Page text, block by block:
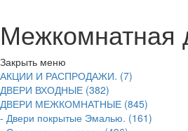
Межкомнатная
Закрыть меню
АКЦИИ И РАСПРОДАЖИ. (7)
ДВЕРИ ВХОДНЫЕ (382)
ДВЕРИ МЕЖКОМНАТНЫЕ (845)
- Двери покрытые Эмалью. (161)